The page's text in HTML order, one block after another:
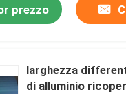
prezzo
larghezza
di alluminio